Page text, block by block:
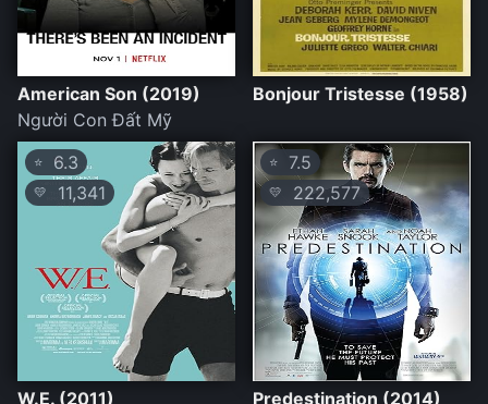
American Son (2019)
Người Con Đất Mỹ
Bonjour Tristesse (1958)
⭐ 6.3
💛 11,341
W.E. (2011)
⭐ 7.5
💛 222,577
Predestination (2014)